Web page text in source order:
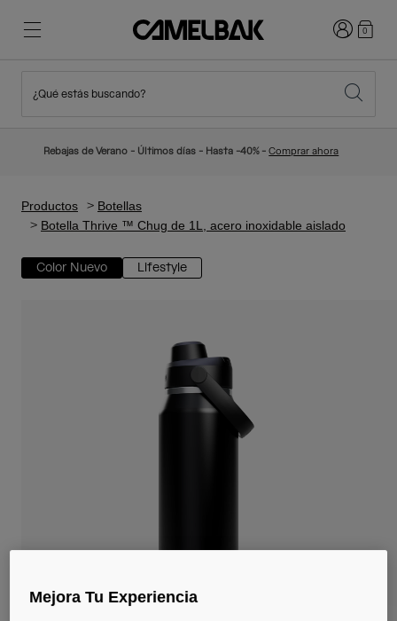
Novedades
Mochilas Hidratación
Bolsas Hidratación
Accessorios
Senderismo
Adiós a los desechables
Iniciar0
¿Qué estás buscando?
Rebajas de Verano - Últimos días - Hasta -40% -Comprar ahora
Productos
Botellas
Botella Thrive ™ Chug de 1L, acero inoxidable aislado
Color Nuevo Lifestyle
Mejora Tu Experiencia